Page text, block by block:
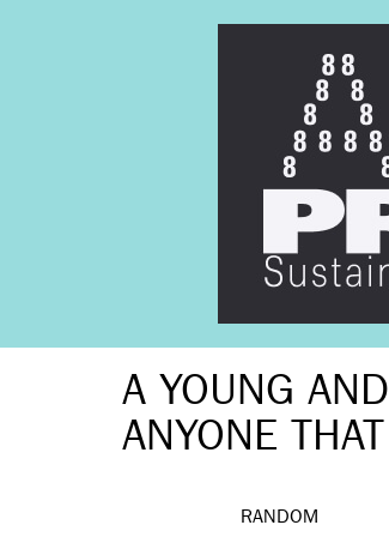
A YOUNG AND
ANYONE THAT
RANDOM